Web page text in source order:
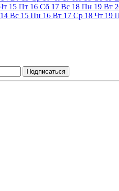
15 Пт 16 Сб 17 Вс 18 Пн 19 Вт
14 Вс 15 Пн 16 Вт 17 Ср 18 Чт 19